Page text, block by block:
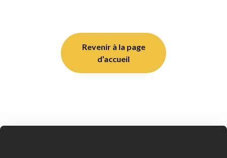
Revenir à la page
d’accueil